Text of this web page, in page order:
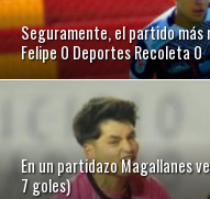
Seguramente, el partido más
Felipe 0 Deportes Recoleta 0
En un partidazo Magallanes
7 goles)